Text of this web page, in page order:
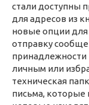
стали доступны
для адресов из
новые опции для
отправку
принадлежности
личным или
техническая
письма, которые